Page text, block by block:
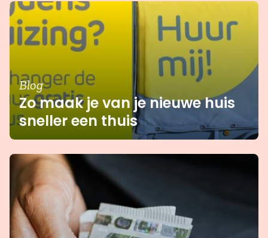
Blog
Zo maak je van je nieuwe huis
sneller een thuis